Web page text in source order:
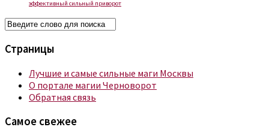
эффективный сильный приворот
Страницы
Лучшие и самые сильные маги Москвы
О портале магии Черноворот
Обратная связь
Самое свежее